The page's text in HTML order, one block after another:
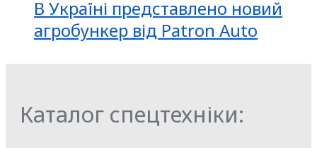
В Україні представлено новий
агробункер від Patron Auto
Каталог спецтехніки: